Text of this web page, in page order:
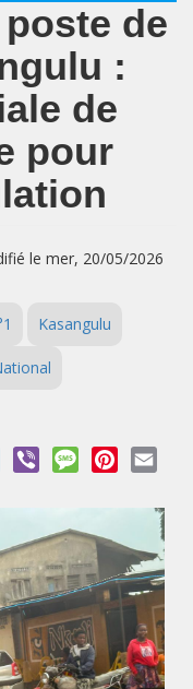
de
:
de
pour
le mer, 20/05/2026
Kasangulu
Skype Viber MessagePinterest